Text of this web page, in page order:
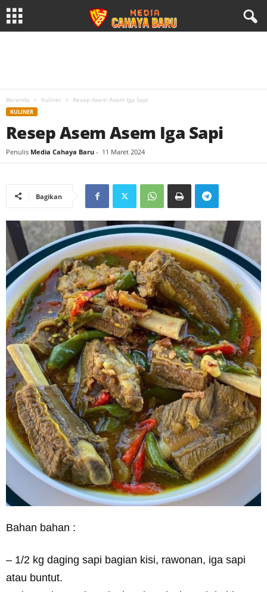
Beranda Kuliner Resep Asem Asem Iga Sapi
KULINER
Resep Asem Asem Iga Sapi
Penulis Media Cahaya Baru - 11 Maret 2024
Bagikan
Bahan bahan :
– 1/2 kg daging sapi bagian kisi, rawonan, iga sapi
atau buntut.